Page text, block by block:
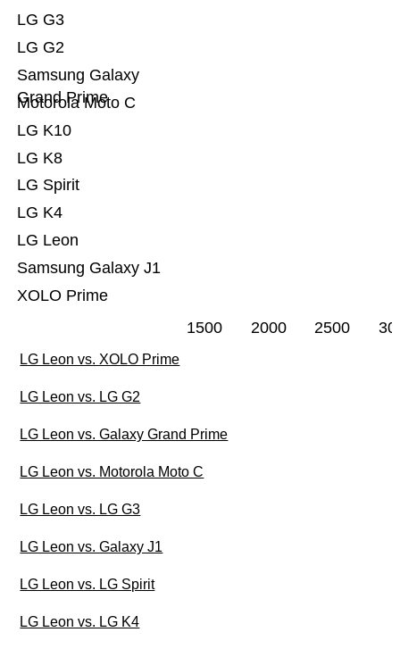
XOLO Prime
Samsung Galaxy J1
LG Leon
LG K4
LG Spirit
LG K8
LG K10
Motorola Moto C
Samsung Galaxy
Grand Prime
LG G2
LG G3
1500 2000 2500
LG Leon vs. XOLO Prime
LG Leon vs. LG G2
LG Leon vs. Galaxy Grand Prime
LG Leon vs. Motorola Moto C
LG Leon vs. LG G3
LG Leon vs. Galaxy J1
LG Leon vs. LG Spirit
LG Leon vs. LG K4